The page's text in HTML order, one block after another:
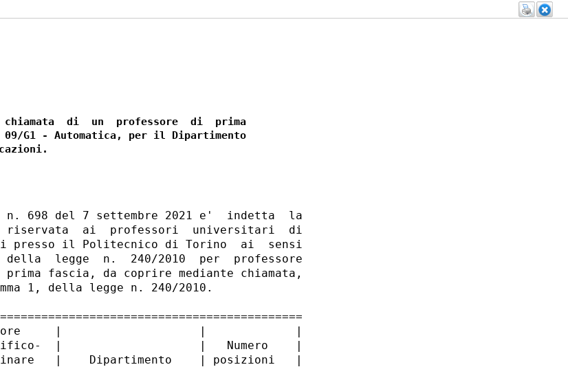
chiamata  di  un  professore  di  prima
G1 - Automatica, per il Dipartimento
n. 698 del 7 settembre 2021 e'  indetta  la
riservata  ai  professori  universitari  di
presso il Politecnico di Torino  ai  sensi
legge  n.  240/2010  per  professore
fascia, da coprire mediante chiamata,
1, della legge n. 240/2010.
|                    |             |
|                    |   Numero    |
|    Dipartimento    | posizioni   |